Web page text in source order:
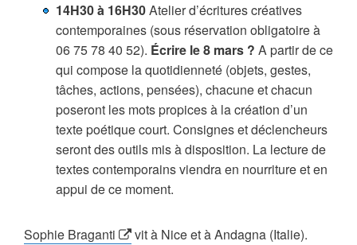
14H30 à 16H30Atelier d’écritures créatives
contemporaines (sous réservation obligatoire à
06 75 78 40 52). Écrire le 8 mars ? A partir de ce
qui compose la quotidienneté (objets, gestes,
tâches, actions, pensées), chacune et chacun
poseront les mots propices à la création d’un
texte poétique court. Consignes et déclencheurs
seront des outils mis à disposition. La lecture de
textes contemporains viendra en nourriture et en
appui de ce moment.
Sophie Braganti
vit à Nice et à Andagna (Italie).